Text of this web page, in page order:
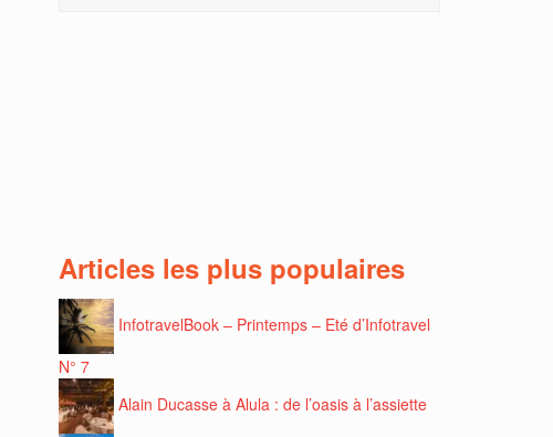
Articles les plus populaires
InfotravelBook – Printemps – Eté d’Infotravel
N° 7
Alain Ducasse à Alula : de l’oasis à l’assiette